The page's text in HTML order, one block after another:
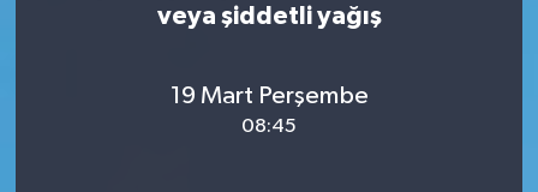
veya şiddetli yağış
19 Mart Perşembe
08:45
Tokat Haberleri